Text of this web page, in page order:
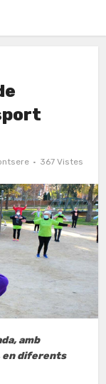
367 Vistes
amb
en diferents